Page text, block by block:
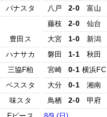
パナスタ
豊田ス
ハナサカ
三協F柏
ベススタ
味スタ
八戸
2-0
富山
藤枝
2-0
仙台
大宮
1-0
新潟
磐田
1-1
秋田
宮崎
0-1 横浜FC
大分
0-1
湘南
鳥栖
2-0
甲府